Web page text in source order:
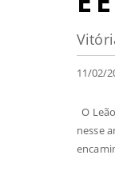
11/02/
O
nesse